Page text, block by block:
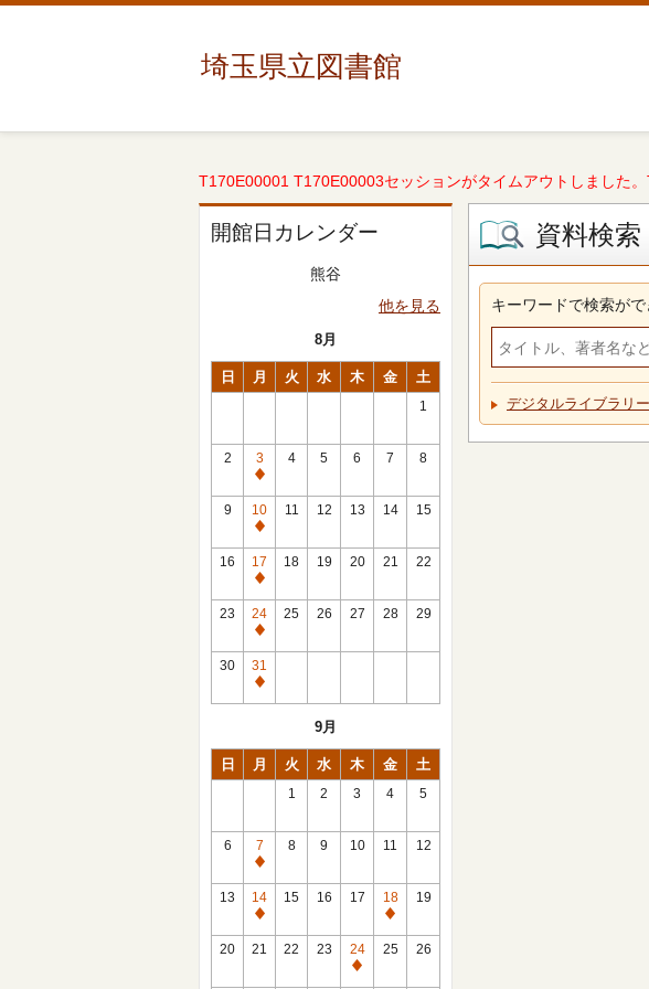
埼玉県立図書館
T170E00001 T170E00003セッションがタイムアウトしました
開館日カレンダー
熊谷
他を見る
8月
日 月 火 水 木 金 土
1
2
3
休
館
日
4 5 6 7 8
9
10
休
館
日
11 12 13 14 15
16
17
休
館
日
18 19 20 21 22
23
24
休
館
日
25 26 27 28 29
30
31
休
9月
日 月 火 水 木 金 土
1 2 3 4 5
6
7
休
館
日
8 9 10 11 12
13
14
休
館
15 16 17
18
休
館
19
20 21 22 23
24
休
25 26
資料検索
キーワードで検索がで
デジタルライブラリー